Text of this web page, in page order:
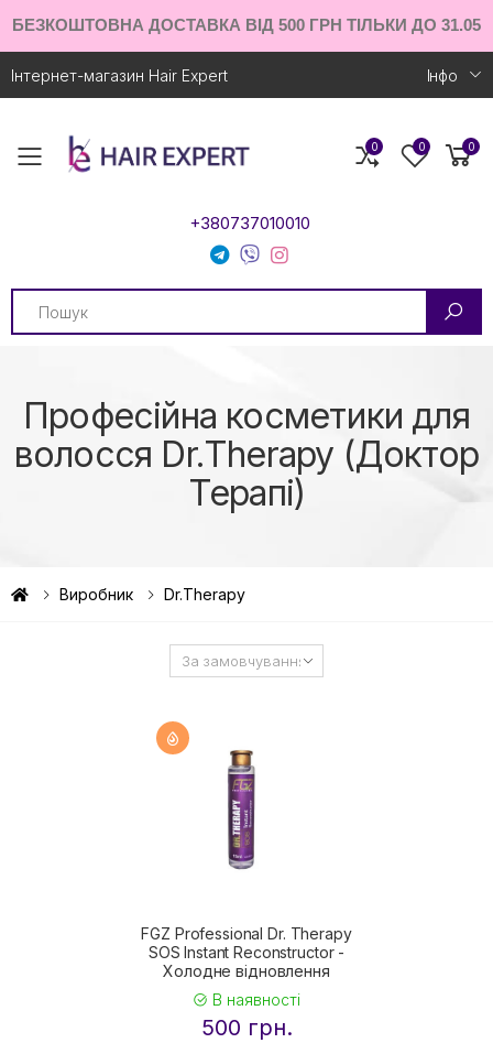
БЕЗКОШТОВНА ДОСТАВКА ВІД 500 ГРН ТІЛЬКИ ДО 31.05
Інтернет-магазин Hair Expert Iнфо
Toggle mobile menu
+380737010010
Search
0 0 0
Професійна косметики для
волосся Dr.Therapy (Доктор
Терапі)
Виробник Dr.Therapy
FGZ Professional Dr. Therapy
SOS Instant Reconstructor -
Холодне відновлення
В наявності
500 грн.